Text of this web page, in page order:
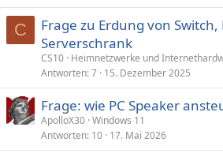
C
Frage zu Erdung von
Serverschrank
CS10 Heimnetzwerke und
Antworten 7 15. Dezember 2025
Frage: wie PC Speaker
ApolloX30 Windows 11
Antworten 10 17. Mai 2026